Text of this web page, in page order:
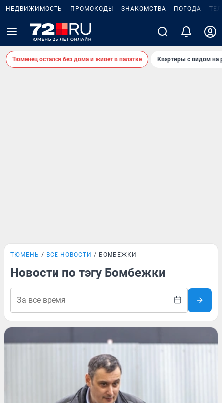
НЕДВИЖИМОСТЬ ПРОМОКОДЫ ЗНАКОМСТВА ПОГОДА
Тюменец остался без дома и живет в палатке Квартиры с видом на
ТЮМЕНЬ ВСЕ НОВОСТИ БОМБЕЖКИ
Новости по тэгу Бомбежки